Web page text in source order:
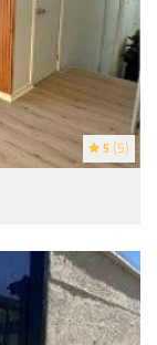
5 (5)